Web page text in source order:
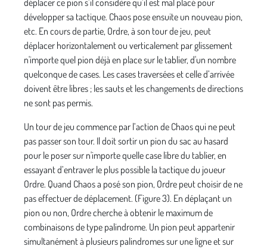
déplacer ce pion s’il considère qu’il est mal placé pour
développer sa tactique. Chaos pose ensuite un nouveau pion,
etc. En cours de partie, Ordre, à son tour de jeu, peut
déplacer horizontalement ou verticalement par glissement
n'importe quel pion déjà en place sur le tablier, d'un nombre
quelconque de cases. Les cases traversées et celle d’arrivée
doivent être libres ; les sauts et les changements de directions
ne sont pas permis.
Un tour de jeu commence par l’action de Chaos qui ne peut
pas passer son tour. Il doit sortir un pion du sac au hasard
pour le poser sur n'importe quelle case libre du tablier, en
essayant d’entraver le plus possible la tactique du joueur
Ordre. Quand Chaos a posé son pion, Ordre peut choisir de ne
pas effectuer de déplacement. (Figure 3). En déplaçant un
pion ou non, Ordre cherche à obtenir le maximum de
combinaisons de type palindrome. Un pion peut appartenir
simultanément à plusieurs palindromes sur une ligne et sur